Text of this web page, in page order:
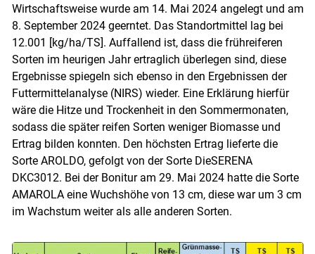
Wirtschaftsweise wurde am 14. Mai 2024 angelegt und am
8. September 2024 geerntet. Das Standortmittel lag bei
12.001 [kg/ha/TS]. Auffallend ist, dass die frühreiferen
Sorten im heurigen Jahr ertraglich überlegen sind, diese
Ergebnisse spiegeln sich ebenso in den Ergebnissen der
Futtermittelanalyse (NIRS) wieder. Eine Erklärung hierfür
wäre die Hitze und Trockenheit in den Sommermonaten,
sodass die später reifen Sorten weniger Biomasse und
Ertrag bilden konnten. Den höchsten Ertrag lieferte die
Sorte AROLDO, gefolgt von der Sorte DieSERENA
DKC3012. Bei der Bonitur am 29. Mai 2024 hatte die Sorte
AMAROLA eine Wuchshöhe von 13 cm, diese war um 3 cm
im Wachstum weiter als alle anderen Sorten.